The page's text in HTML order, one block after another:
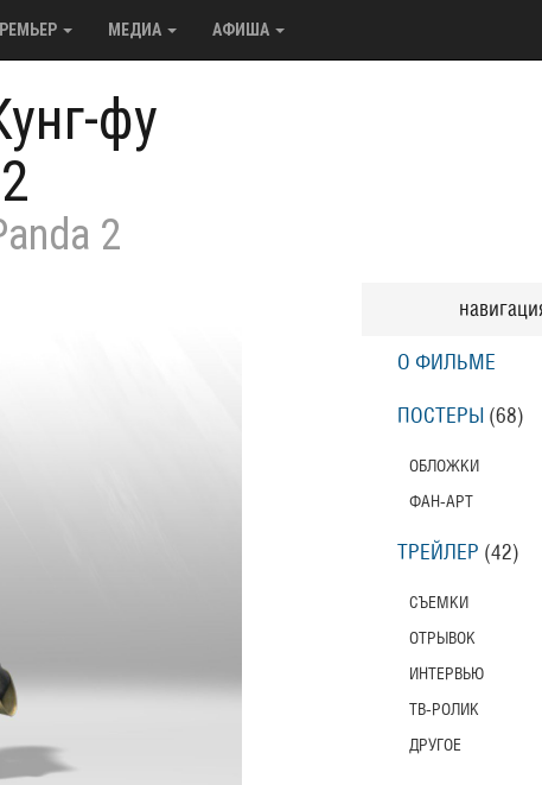
МЕДИА АФИША
фу
2
О ФИЛЬМЕ
ПОСТЕРЫ (68)
ОБЛОЖКИ
ФАН-АРТ
ТРЕЙЛЕР (42)
СЪЕМКИ
ОТРЫВОК
ИНТЕРВЬЮ
ТВ-РОЛИК
ДРУГОЕ